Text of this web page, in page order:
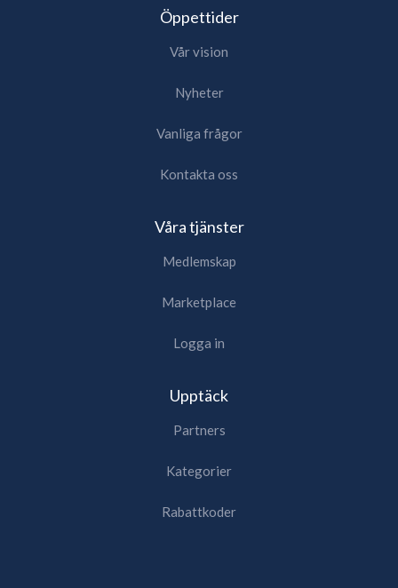
Öppettider
Vår vision
Nyheter
Vanliga frågor
Kontakta oss
Våra tjänster
Medlemskap
Marketplace
Logga in
Upptäck
Partners
Kategorier
Rabattkoder